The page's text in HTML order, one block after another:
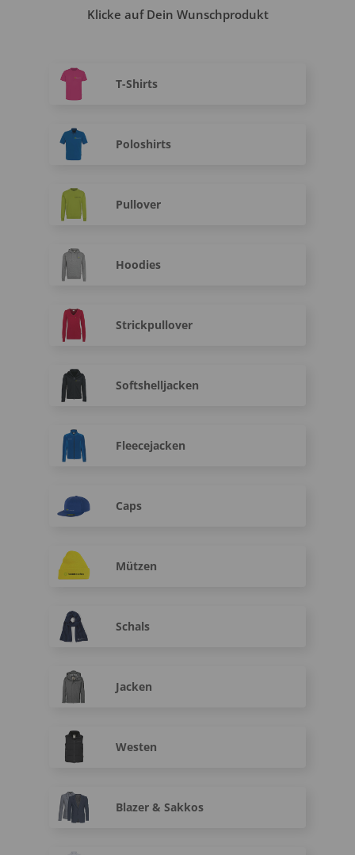
Klicke auf Dein Wunschprodukt
T-Shirts
Poloshirts
Pullover
Hoodies
Strickpullover
Softshelljacken
Fleecejacken
Caps
Mützen
Schals
Jacken
Westen
Blazer & Sakkos